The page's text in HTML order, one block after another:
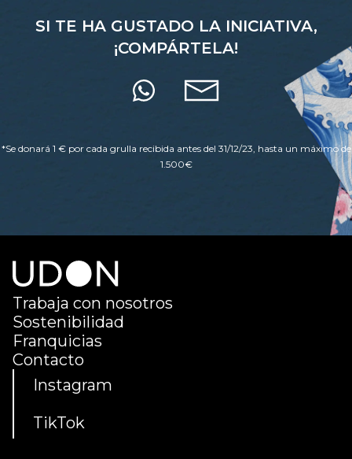
SI TE HA GUSTADO LA INICIATIVA,
¡COMPÁRTELA!
*Se donará 1 € por cada grulla recibida antes del 31/12/23, hasta un máximo de
1.500€
Trabaja con nosotros
Sostenibilidad
Franquicias
Contacto
Instagram
TikTok